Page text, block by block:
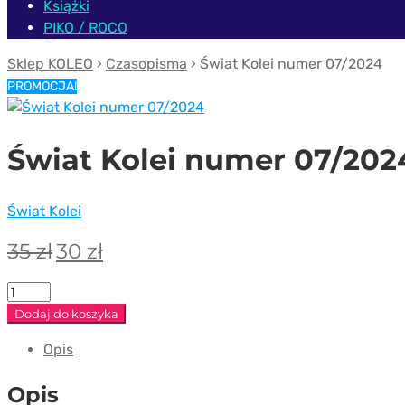
Książki
PIKO / ROCO
Sklep KOLEO › Czasopisma › Świat Kolei numer 07/2024
PROMOCJA!
Świat Kolei numer 07/
Świat Kolei
35zł Pierwotna
cena
35 zł.
30 złAktualna
cena
30 zł.
ilość
Świat
numer
Dodaj do koszyka
Opis
Opis